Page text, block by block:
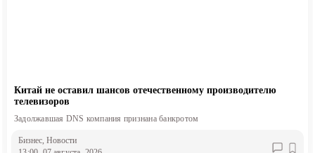
Китай не оставил шансов отечественному производителю
телевизоров
Задолжавшая DNS компания признана банкротом
Бизнес, Новости